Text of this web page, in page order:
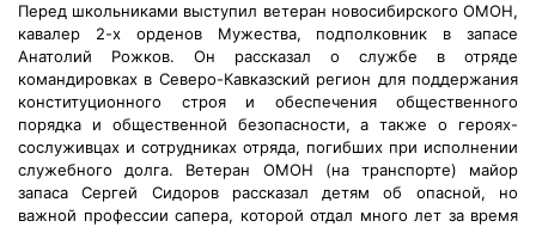
Перед школьниками выступил ветеран новосибирского ОМОН,
кавалер 2-х орденов Мужества, подполковник в запасе
Анатолий Рожков. Он рассказал о службе в отряде
командировках в Северо-Кавказский регион для поддержания
конституционного строя и обеспечения общественного
порядка и общественной безопасности, а также о героях-
сослуживцах и сотрудниках отряда, погибших при исполнении
служебного долга.
Ветеран ОМОН (на транспорте) майор
запаса Сергей Сидоров рассказал детям об опасной, но
важной профессии сапера, которой отдал много лет за время